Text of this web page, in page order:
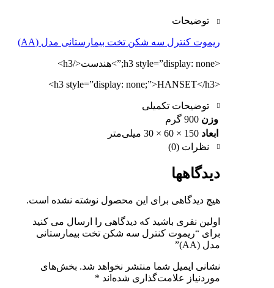
توضیحات
ریموت کنترل سه شکن تخت بیمارستانی مدل (AA)
<h3 style=”display: none;”>هندست</h3>
<h3 style=”display: none;”>HANSET</h3>
توضیحات تکمیلی
وزن 900 گرم
ابعاد 150 × 60 × 30 میلی‌متر
نظرات (0)
دیدگاهها
هیچ دیدگاهی برای این محصول نوشته نشده است.
اولین نفری باشید که دیدگاهی را ارسال می کنید
برای “ریموت کنترل سه شکن تخت بیمارستانی
مدل (AA)”
نشانی ایمیل شما منتشر نخواهد شد. بخش‌های
موردنیاز علامت‌گذاری شده‌اند *